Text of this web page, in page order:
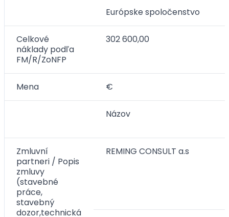
Európske spoločenstvo
Celkové
náklady podľa
FM/R/ZoNFP
302 600,00
Mena €
Názov
Zmluvní
partneri / Popis
zmluvy
(stavebné
práce,
stavebný
dozor,technická
REMING CONSULT a.s